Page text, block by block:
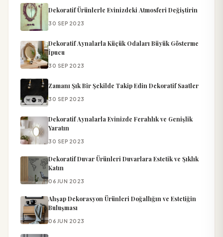
Dekoratif Ürünlerle Evinizdeki Atmosferi Değiştirin
30 SEP 2023
Dekoratif Aynalarla Küçük Odaları Büyük Gösterme
İpucu
30 SEP 2023
Zamanı Şık Bir Şekilde Takip Edin Dekoratif Saatler
30 SEP 2023
Dekoratif Aynalarla Evinizde Ferahlık ve Genişlik
Yaratın
30 SEP 2023
Dekoratif Duvar Ürünleri Duvarlara Estetik ve Şıklık
Katın
06 JUN 2023
Ahşap Dekorasyon Ürünleri Doğallığın ve Estetiğin
Buluşması
06 JUN 2023